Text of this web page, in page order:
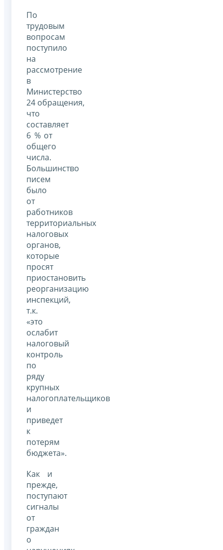
По
трудовым
вопросам
поступило
на
рассмотрение
в
Министерство
24 обращения,
что
составляет
6 % от
общего
числа.
Большинство
писем
было
от
работников
территориальных
налоговых
органов,
которые
просят
приостановить
реорганизацию
инспекций,
т.к.
«это
ослабит
налоговый
контроль
по
ряду
крупных
налогоплательщиков
и
приведет
к
потерям
бюджета».
Как и
прежде,
поступают
сигналы
от
граждан
о